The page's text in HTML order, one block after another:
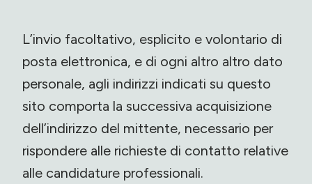
L’invio facoltativo, esplicito e volontario di
posta elettronica, e di ogni altro altro dato
personale, agli indirizzi indicati su questo
sito comporta la successiva acquisizione
dell’indirizzo del mittente, necessario per
rispondere alle richieste di contatto relative
alle candidature professionali.